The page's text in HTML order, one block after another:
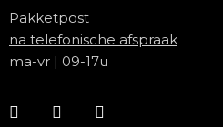
Pakketpost
na telefonische afspraak
ma-vr | 09-17u